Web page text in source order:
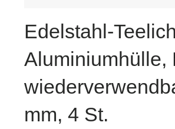
Edelstahl-
Aluminiumhülle,
mm, 4 St.